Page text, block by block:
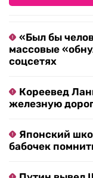
«Был бы
массовые
соцсетях
Кореевед
железную
Японский
бабочек